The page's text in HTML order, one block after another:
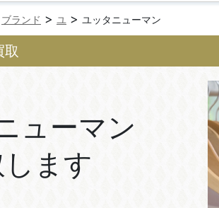
ブランド > ユ > ユッタニューマン
ューマン
ます